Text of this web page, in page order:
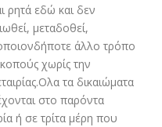
ρητά εδώ και δεν
μεταδοθεί,
άλλο τρόπο
χωρίς την
τα δικαιώματα
στο παρόντα
ή σε τρίτα μέρη που